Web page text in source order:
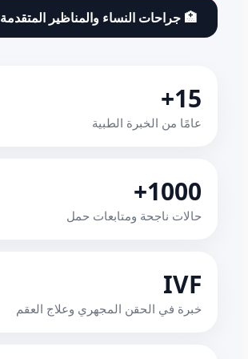
🏥 جراحات النساء والمناظير المتقدمة
15+
عامًا من الخبرة الطبية
1000+
حالات ناجحة ومتابعات حمل
IVF
خبرة في الحقن المجهري وعلاج العقم